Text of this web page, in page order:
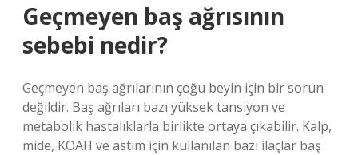
Geçmeyen baş ağrısının
sebebi nedir?
Geçmeyen baş ağrılarının çoğu beyin için bir sorun
değildir. Baş ağrıları bazı yüksek tansiyon ve
metabolik hastalıklarla birlikte ortaya çıkabilir. Kalp,
mide, KOAH ve astım için kullanılan bazı ilaçlar baş